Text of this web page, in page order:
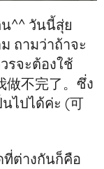
^^ วันนี้สุ่ย
ถามว่าถ้าจะ
รจะต้องใช้
做不完了。ซึ่ง
ไปได้ค่ะ (可
ที่ต่างกันก็คือ